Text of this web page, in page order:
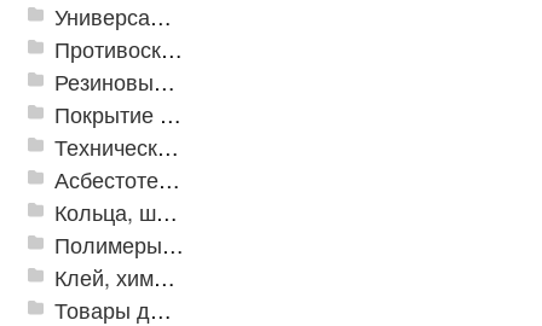
Универсальные модульные покрытия
Противоскользящая защита для лестниц, профили, ленты
Резиновые и ПВХ дорожки
Покрытие из резиновой крошки
Техническая резина
Асбестотехнические и теплоизоляционные материалы
Кольца, шайбы, манжеты
Полимеры и пластики
Клей, химия, сопутствующие товары
Товары для дома